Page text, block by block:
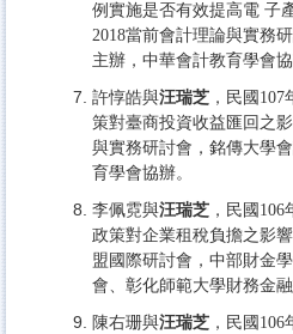
例實施是否有效提高電 子
2018當前會計理論與實務
主辦，中華會計教育學會協
許惇皓與汪瑞芝 ，民國
策對臺商投資收益匯回之
與實務研討會，銘傳大學
育學會協辦。
李佩霓與汪瑞芝 ，民國
政策對企業租稅負擔之影
盟國際研討會，中部財金
會、彰化師範大學財務金融
陳右珊與汪瑞芝 ，民國